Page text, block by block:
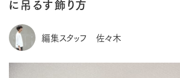
に吊るす飾り方
編集スタッフ 佐々木